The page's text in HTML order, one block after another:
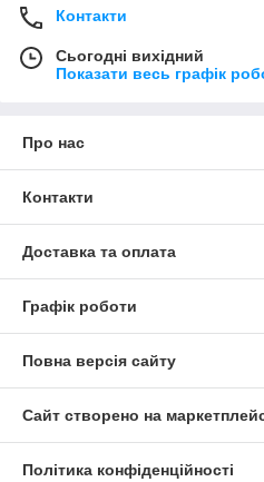
Контакти
Сьогодні вихідний
Показати весь графік
Про нас
Контакти
Доставка та оплата
Графік роботи
Повна версія сайту
Сайт створено на
Політика конфіденційності